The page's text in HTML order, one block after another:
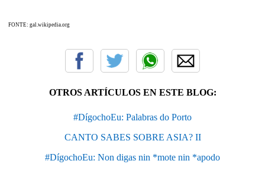
FONTE: gal.wikipedia.org
OTROS ARTÍCULOS EN ESTE BLOG:
#DígochoEu: Palabras do Porto
CANTO SABES SOBRE ASIA? II
#DígochoEu: Non digas nin *mote nin *apodo